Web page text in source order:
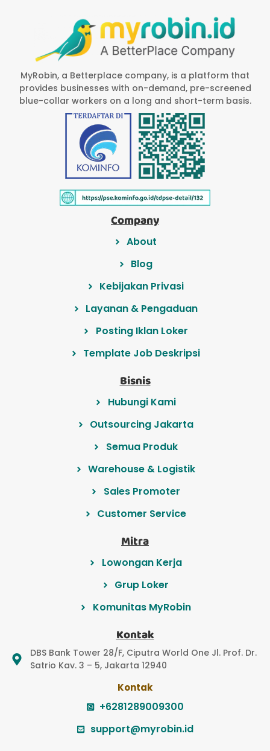
MyRobin, a Betterplace company, is a platform that
provides businesses with on-demand, pre-screened
blue-collar workers on a long and short-term basis.
Company
About
Blog
Kebijakan Privasi
Layanan & Pengaduan
Posting Iklan Loker
Template Job Deskripsi
Bisnis
Hubungi Kami
Outsourcing Jakarta
Semua Produk
Warehouse & Logistik
Sales Promoter
Customer Service
Mitra
Lowongan Kerja
Grup Loker
Komunitas MyRobin
Kontak
DBS Bank Tower 28/F, Ciputra World One Jl. Prof. Dr.
Satrio Kav. 3 – 5, Jakarta 12940
Kontak
+6281289009300
support@myrobin.id